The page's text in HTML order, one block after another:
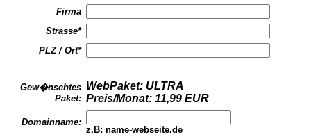
Firma
Strasse*
PLZ / Ort*
Gew�nschtes
Paket:
WebPaket: ULTRA
Preis/Monat: 11,99 EUR
Domainname:
z.B: name-webseite.de